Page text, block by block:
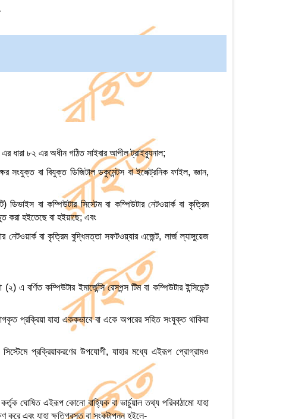
৮২ এর অধীন গঠিত সাইবার আপীল ট্রাইব্যুনাল;
সংযুক্ত বা বিযুক্ত ডিজিটাল ডকুমেন্টস বা ইলেক্ট্রনিক ফাইল, জ্ঞান,
বা কম্পিউটার সিস্টেম বা কম্পিউটার নেটওয়ার্ক বা কৃত্রিম
করা হইতেছে বা হইয়াছে; এবং
বা কৃত্রিম বুদ্ধিমত্তা সফটওয়্যার এজেন্ট, লার্জ ল্যাঙ্গুয়েজ
এ বর্ণিত কম্পিউটার ইমার্জেন্সি রেসপন্স টিম বা কম্পিউটার ইন্সিডেন্ট
প্রক্রিয়া যাহা এককভাবে বা একে অপরের সহিত সংযুক্ত থাকিয়া
প্রক্রিয়াকরণের উপযোগী, যাহার মধ্যে এইরূপ প্রোগ্রামও
এইরূপ কোনো বাহ্যিক বা ভার্চুয়াল তথ্য পরিকাঠামো যাহা
করে এবং যাহা ক্ষতিগ্রস্ত বা সংকটাপন্ন হইলে-